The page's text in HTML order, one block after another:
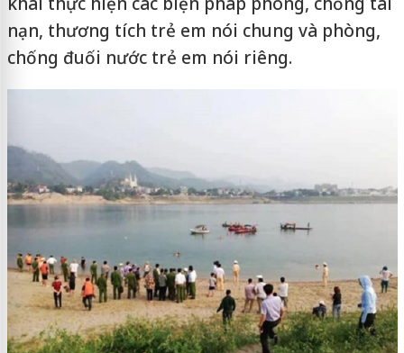
nạn, thương tích trẻ em nói chung và phòng,
chống đuối nước trẻ em nói riêng.